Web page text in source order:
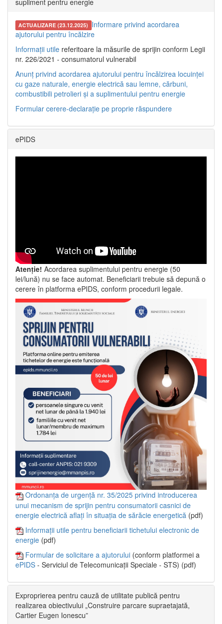
supliment pentru energie
ACTUALIZARE (23.12.2025) Informare privind acordarea
ajutorului pentru încălzire
Informații utile referitoare la măsurile de sprijin conform Legii
nr. 226/2021 - consumatorul vulnerabil
Anunț privind acordarea ajutorului pentru încălzirea locuinței
cu gaze naturale, energie electrică sau lemne, cărbuni,
combustibili petrolieri și a suplimentului pentru energie
Formular cerere-declarație pe proprie răspundere
ePIDS
Atenție! Acordarea suplimentului pentru energie (50
lei/lună) nu se face automat. Beneficiarii trebuie să depună o
cerere în platforma ePIDS, conform procedurii legale.
Ordonanța de urgență nr. 35/2025 privind introducerea
unui mecanism de sprijin pentru consumatorii casnici de
energie electrică aflați în situația de sărăcie energetică (pdf)
Informații utile pentru beneficiarii tichetului electronic de
energie (pdf)
Formular de solicitare a ajutorului (conform platformei a
ePIDS - Serviciul de Telecomunicații Speciale - STS) (pdf)
Exproprierea pentru cauză de utilitate publică pentru
realizarea obiectivului „Construire parcare supraetajată,
Cartier Eugen Ionescu”